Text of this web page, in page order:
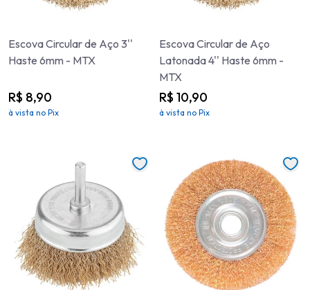
Escova Circular de Aço 3''
Haste 6mm - MTX
R$ 8,90
à vista no Pix
Escova Circular de Aço
Latonada 4'' Haste 6mm -
MTX
R$ 10,90
à vista no Pix